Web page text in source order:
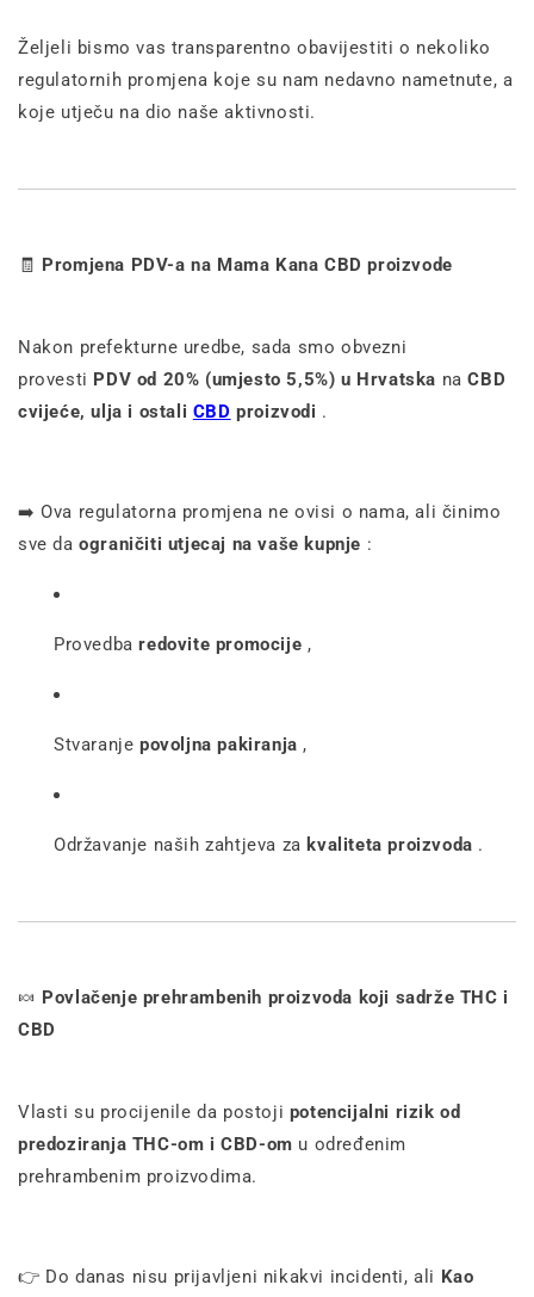
Željeli bismo vas transparentno obavijestiti o nekoliko
regulatornih promjena koje su nam nedavno nametnute, a
koje utječu na dio naše aktivnosti.
🧾 Promjena PDV-a na Mama Kana CBD proizvode
Nakon prefekturne uredbe, sada smo obvezni
provesti PDV od 20% (umjesto 5,5%) u Hrvatska na CBD
cvijeće, ulja i ostali CBD proizvodi .
➡️ Ova regulatorna promjena ne ovisi o nama, ali činimo
sve da ograničiti utjecaj na vaše kupnje :
Provedba redovite promocije ,
Stvaranje povoljna pakiranja ,
Održavanje naših zahtjeva za kvaliteta proizvoda .
🍬 Povlačenje prehrambenih proizvoda koji sadrže THC i
CBD
Vlasti su procijenile da postoji potencijalni rizik od
predoziranja THC-om i CBD-om u određenim
prehrambenim proizvodima.
👉 Do danas nisu prijavljeni nikakvi incidenti, ali Kao